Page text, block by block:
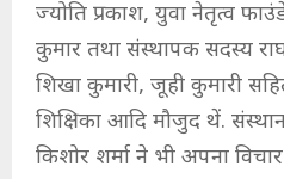
ज्योति प्रकाश, युवा नेतृत्व
कुमार तथा संस्थापक सदस्य
शिखा कुमारी, जूही कुमारी
शिक्षिका आदि मौजुद थें.
किशोर शर्मा ने भी अपना